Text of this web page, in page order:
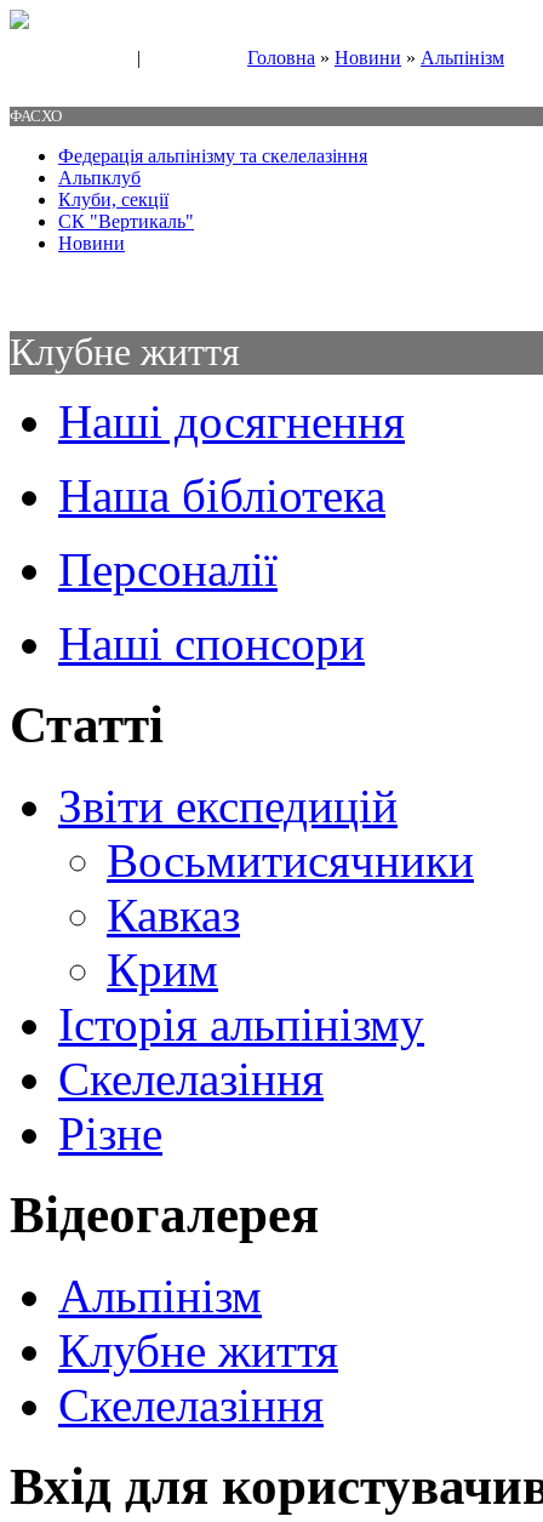
| Головна » Новини » Альпінізм
ФАСХО
Федерація альпінізму та скелелазіння
Альпклуб
Клуби, секції
СК "Вертикаль"
Новини
Клубне життя
Наші досягнення
Наша бібліотека
Персоналії
Наші спонсори
Статті
Звіти експедицій
Восьмитисячники
Кавказ
Крим
Історія альпінізму
Скелелазіння
Різне
Відеогалерея
Альпінізм
Клубне життя
Скелелазіння
Вхід для